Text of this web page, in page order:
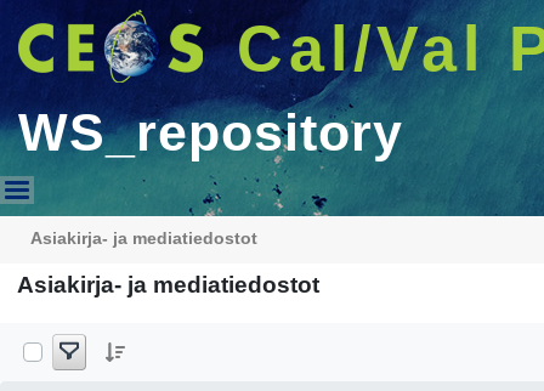
Cal/Val
WS_repository
WS_repository
Asiakirja- ja mediatiedostot
Asiakirja- ja mediatiedostot